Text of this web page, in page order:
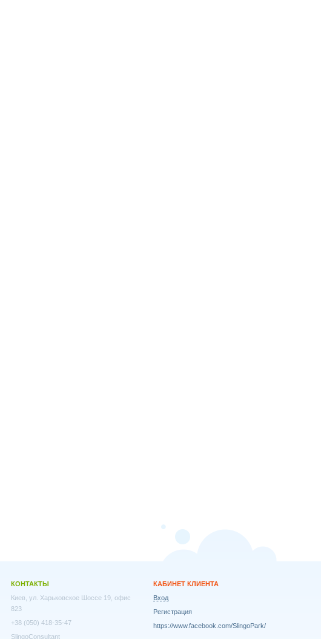
КОНТАКТЫ
Киев, ул. Харьковское Шоссе 19, офис
823
+38 (050) 418-35-47
SlingoConsultant
КАБИНЕТ КЛИЕНТА
Вход
Регистрация
https://www.facebook.com/SlingoPark/